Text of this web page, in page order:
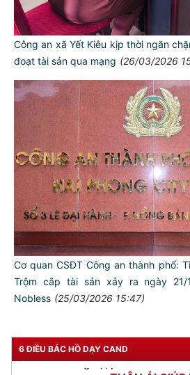
Công an xã Yết Kiêu kịp thời ngăn
đoạt tài sản qua mạng (26/03/2026
Cơ quan CSĐT Công an thành phố:
Trộm cắp tài sản xảy ra ngày 21/
Nobless (25/03/2026 15:47)
6 ĐIỀU BÁC HỒ DẠY CAND
TƯ CÁCH
NGƯỜI CÔNG AN
Đối với tự mình, phải
CẦN, KIỆM, LIÊM,
Đối với chính phủ, phải
TUYỆT ĐỐI TRUNG